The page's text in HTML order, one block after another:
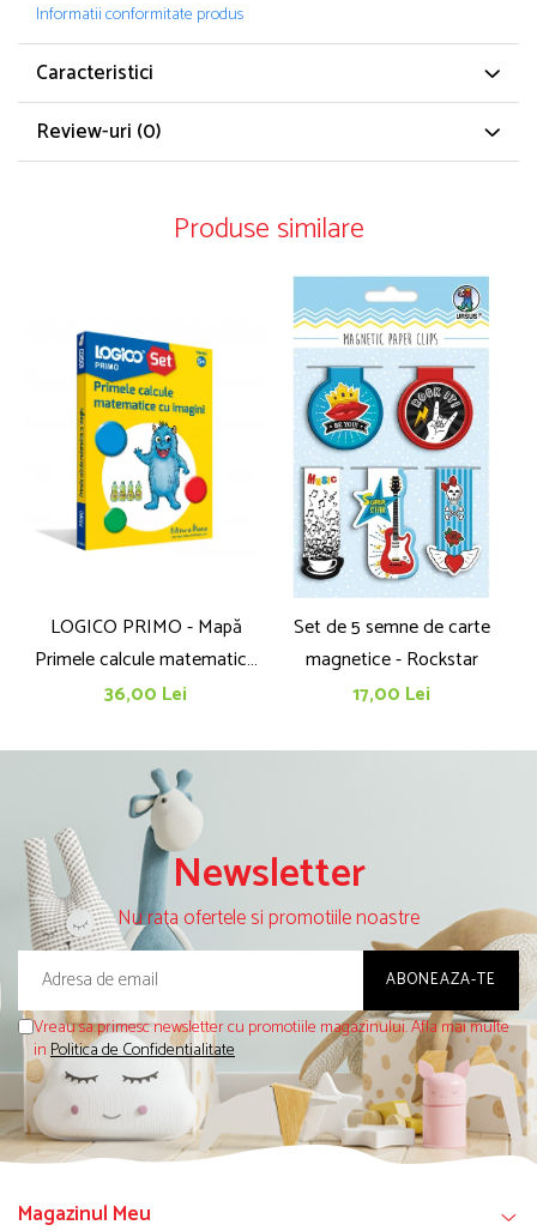
Informatii conformitate produs
Caracteristici
Review-uri (0)
Produse similare
LOGICO PRIMO - Mapă
Primele calcule matematice
cu imagini (5+)
36,00 Lei
Set de 5 semne de carte
magnetice - Rockstar
17,00 Lei
Newsletter
Nu rata ofertele si promotiile noastre
Vreau sa primesc newsletter cu promotiile magazinului. Afla mai multe
inPolitica de Confidentialitate
Magazinul Meu